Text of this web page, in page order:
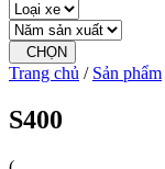
CHỌN
Trang chủ / Sản phẩm
S400